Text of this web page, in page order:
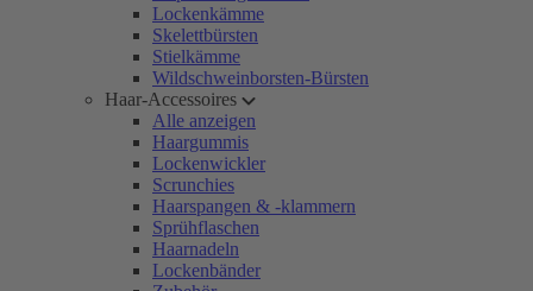
Lockenkämme
Skelettbürsten
Stielkämme
Wildschweinborsten-Bürsten
Haar-Accessoires
Alle anzeigen
Haargummis
Lockenwickler
Scrunchies
Haarspangen & -klammern
Sprühflaschen
Haarnadeln
Lockenbänder